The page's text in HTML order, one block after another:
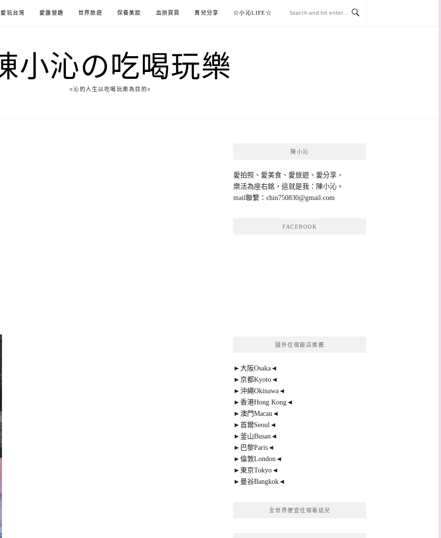
愛玩台灣 愛露營趣 世界旅遊 保養美妝 血拚買買 育兒分享 ☆小沁LIFE☆
小沁の吃喝玩樂
○沁的人生以吃喝玩樂為目的○
陳小沁
愛拍照、愛美食、愛旅遊、愛分享，
樂活為座右銘，這就是我：陳小沁。
mail聯繫： chin750830@gmail.com
FACEBOOK
國外住宿飯店推薦
►大阪Osaka◄
►京都Kyoto◄
►沖繩Okinawa◄
►香港Hong Kong◄
►澳門Macau◄
►首爾Seoul◄
►釜山Busan◄
►巴黎Paris◄
►倫敦London◄
►東京Tokyo◄
►曼谷Bangkok◄
全世界便宜住宿看這兒